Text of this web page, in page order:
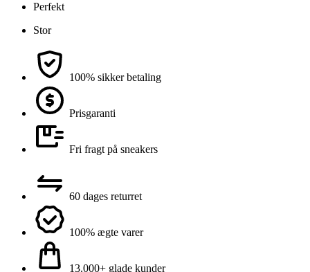
Perfekt
Stor
100% sikker betaling
Prisgaranti
Fri fragt på sneakers
60 dages returret
100% ægte varer
13.000+ glade kunder